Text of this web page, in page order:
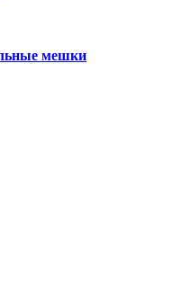
мешки